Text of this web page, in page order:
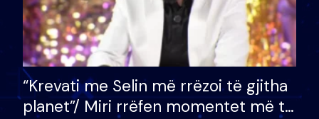
“Krevati me Selin më rrëzoi të gjitha
planet”/ Miri rrëfen momentet më të